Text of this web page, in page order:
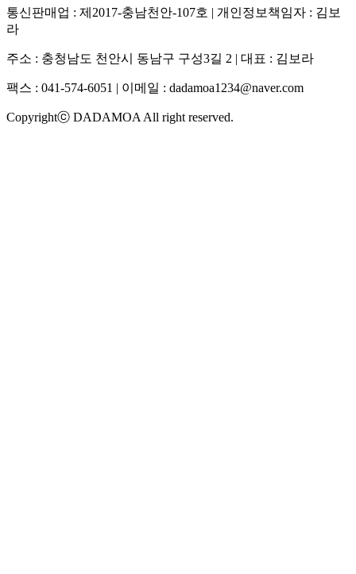
통신판매업 : 제2017-충남천안-107호 | 개인정보책임자 : 김보
라
주소 : 충청남도 천안시 동남구 구성3길 2 | 대표 : 김보라
팩스 : 041-574-6051 | 이메일 : dadamoa1234@naver.com
Copyrightⓒ DADAMOA All right reserved.